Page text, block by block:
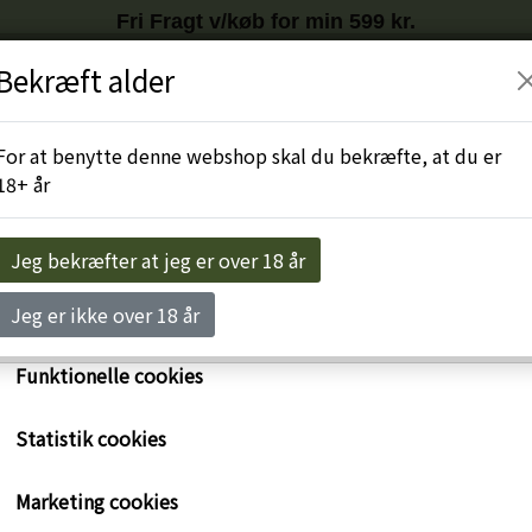
Fri Fragt v/køb for min 599 kr.
Tilmeld nyhedsbrev
egne cookies og cookies fra tredjeparter til at
til markedsføring og til at undersøge, hvordan vores
anvendes af besøgende. Du kan altid tilbagekalde dit
på linket 'Cookies' nederst på siden.
om cookies her
Nødvendige cookies
Funktionelle cookies
Statistik cookies
Marketing cookies
alder
at benytte denne webshop skal du bekræfte, at du er
år
Jeg bekræfter at jeg er over 18 år
Jeg er ikke over 18 år